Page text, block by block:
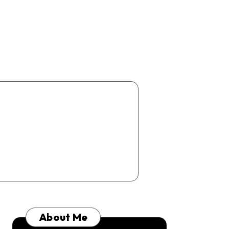
About Me